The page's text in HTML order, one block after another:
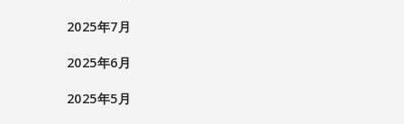
2025年7月
2025年6月
2025年5月